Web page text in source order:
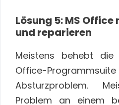
Lösung 5: MS
und reparieren
Meistens behebt
Office-
Absturzproblem.
Problem an einem